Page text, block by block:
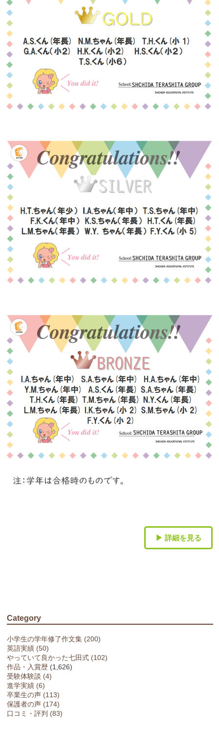
▶ 詳細を見る
Category
小学生の学年修了作文集 (200)
英語実績 (50)
やっていて良かった七田式 (102)
作品・入賞歴 (1,626)
受験体験談 (4)
進学実績 (6)
卒業生の声 (113)
保護者の声 (174)
口コミ・評判 (83)